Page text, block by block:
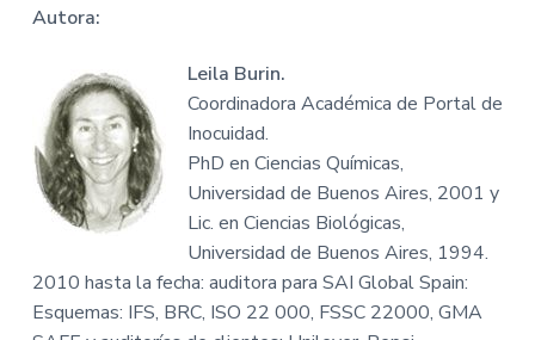
Autora:
Leila Burin.
Coordinadora Académica de Portal de
Inocuidad.
PhD en Ciencias Químicas,
Universidad de Buenos Aires, 2001 y
Lic. en Ciencias Biológicas,
Universidad de Buenos Aires, 1994.
2010 hasta la fecha: auditora para SAI Global Spain:
Esquemas: IFS, BRC, ISO 22 000, FSSC 22000, GMA